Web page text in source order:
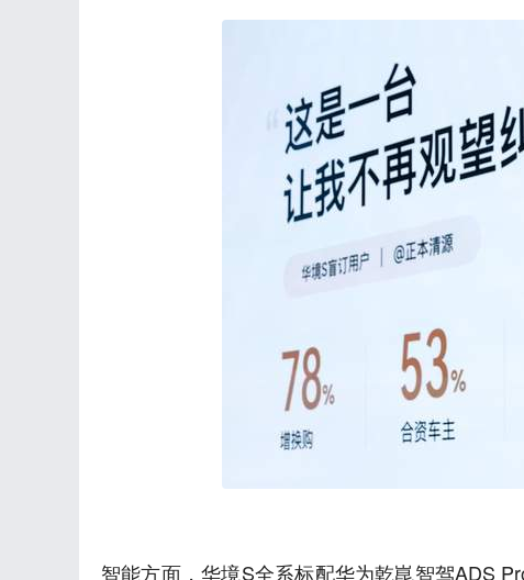
智能方面，华境S全系标配华为乾崑智驾ADS